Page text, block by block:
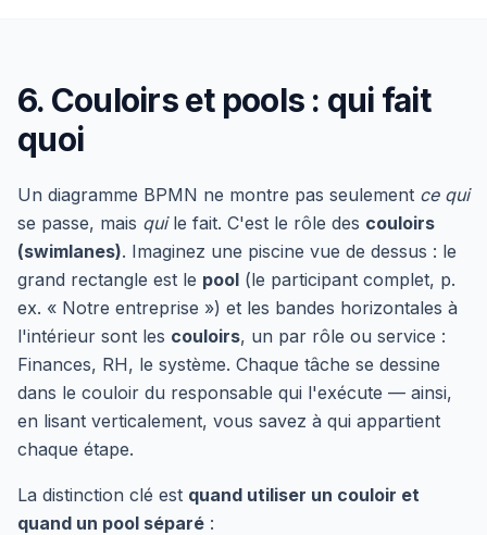
6. Couloirs et pools : qui fait
quoi
Un diagramme BPMN ne montre pas seulement ce qui
se passe, mais quile fait. C'est le rôle des couloirs
(swimlanes). Imaginez une piscine vue de dessus : le
grand rectangle est le pool (le participant complet, p.
ex. « Notre entreprise ») et les bandes horizontales à
l'intérieur sont les couloirs, un par rôle ou service :
Finances, RH, le système. Chaque tâche se dessine
dans le couloir du responsable qui l'exécute — ainsi,
en lisant verticalement, vous savez à qui appartient
chaque étape.
La distinction clé est quand utiliser un couloir et
quand un pool séparé :